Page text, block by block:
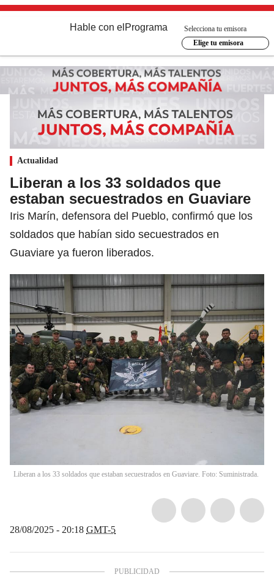
Hable con el Programa
Selecciona tu emisora
Elige tu emisora
Actualidad
Liberan a los 33 soldados que
estaban secuestrados en Guaviare
Iris Marín, defensora del Pueblo, confirmó que los
soldados que habían sido secuestrados en
Guaviare ya fueron liberados.
Liberan a los 33 soldados que estaban secuestrados en Guaviare. Foto: Suministrada.
28/08/2025 - 20:18 GMT-5